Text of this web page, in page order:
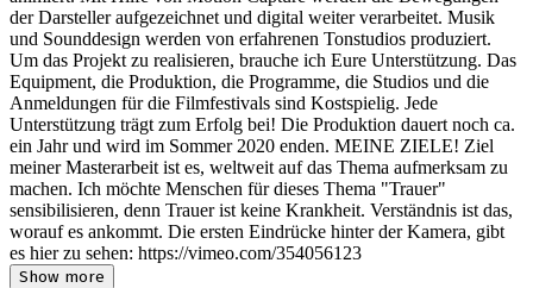
der Darsteller aufgezeichnet und digital weiter verarbeitet. Musik
und Sounddesign werden von erfahrenen Tonstudios produziert.
Um das Projekt zu realisieren, brauche ich Eure Unterstützung. Das
Equipment, die Produktion, die Programme, die Studios und die
Anmeldungen für die Filmfestivals sind Kostspielig. Jede
Unterstützung trägt zum Erfolg bei! Die Produktion dauert noch ca.
ein Jahr und wird im Sommer 2020 enden. MEINE ZIELE! Ziel
meiner Masterarbeit ist es, weltweit auf das Thema aufmerksam zu
machen. Ich möchte Menschen für dieses Thema "Trauer"
sensibilisieren, denn Trauer ist keine Krankheit. Verständnis ist das,
worauf es ankommt. Die ersten Eindrücke hinter der Kamera, gibt
es hier zu sehen: https://vimeo.com/354056123
Show more